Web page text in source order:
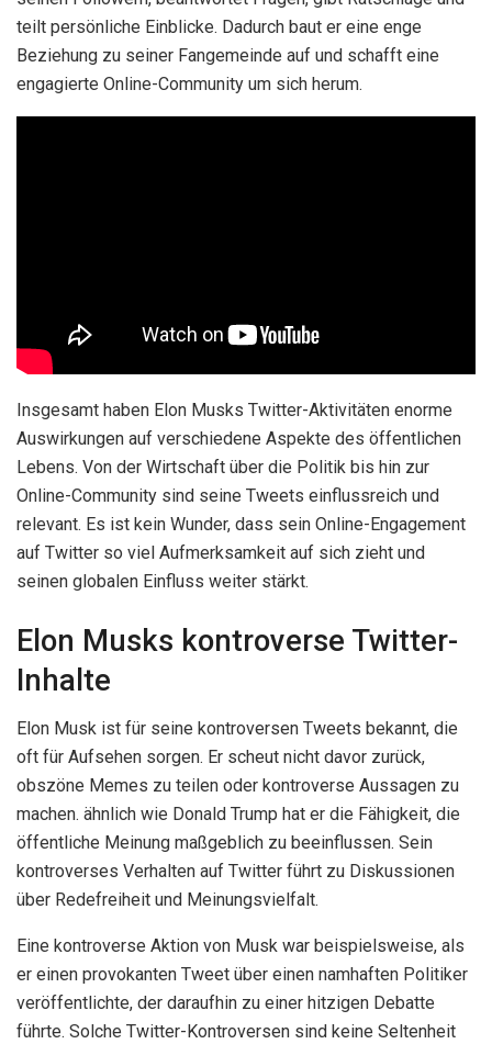
teilt persönliche Einblicke. Dadurch baut er eine enge
Beziehung zu seiner Fangemeinde auf und schafft eine
engagierte Online-Community um sich herum.
Insgesamt haben Elon Musks Twitter-Aktivitäten enorme
Auswirkungen auf verschiedene Aspekte des öffentlichen
Lebens. Von der Wirtschaft über die Politik bis hin zur
Online-Community sind seine Tweets einflussreich und
relevant. Es ist kein Wunder, dass sein Online-Engagement
auf Twitter so viel Aufmerksamkeit auf sich zieht und
seinen globalen Einfluss weiter stärkt.
Elon Musks kontroverse Twitter-
Inhalte
Elon Musk ist für seine kontroversen Tweets bekannt, die
oft für Aufsehen sorgen. Er scheut nicht davor zurück,
obszöne Memes zu teilen oder kontroverse Aussagen zu
machen. ähnlich wie Donald Trump hat er die Fähigkeit, die
öffentliche Meinung maßgeblich zu beeinflussen. Sein
kontroverses Verhalten auf Twitter führt zu Diskussionen
über Redefreiheit und Meinungsvielfalt.
Eine kontroverse Aktion von Musk war beispielsweise, als
er einen provokanten Tweet über einen namhaften Politiker
veröffentlichte, der daraufhin zu einer hitzigen Debatte
führte. Solche Twitter-Kontroversen sind keine Seltenheit